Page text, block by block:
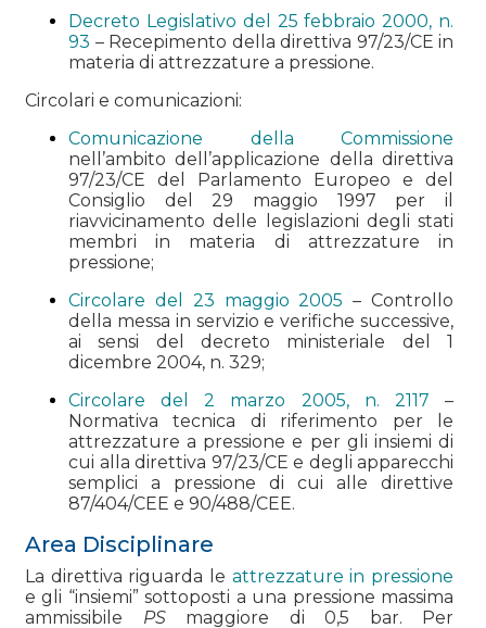
Decreto Legislativo del 25 febbraio 2000, n.
93 – Recepimento della direttiva 97/23/CE in
materia di attrezzature a pressione.
Circolari e comunicazioni:
Comunicazione della Commissione
nell’ambito dell’applicazione della direttiva
97/23/CE del Parlamento Europeo e del
Consiglio del 29 maggio 1997 per il
riavvicinamento delle legislazioni degli stati
membri in materia di attrezzature in
pressione;
Circolare del 23 maggio 2005 – Controllo
della messa in servizio e verifiche successive,
ai sensi del decreto ministeriale del 1
dicembre 2004, n. 329;
Circolare del 2 marzo 2005, n. 2117 –
Normativa tecnica di riferimento per le
attrezzature a pressione e per gli insiemi di
cui alla direttiva 97/23/CE e degli apparecchi
semplici a pressione di cui alle direttive
87/404/CEE e 90/488/CEE.
Area Disciplinare
La direttiva riguarda le attrezzature in pressione
e gli “insiemi” sottoposti a una pressione massima
ammissibile PSmaggiore di 0,5 bar. Per